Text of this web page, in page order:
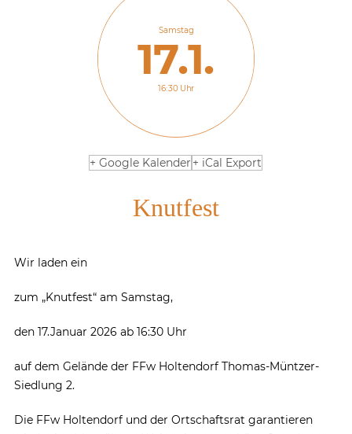
Samstag
17.1.
16:30 Uhr
+ Google Kalender + iCal Export
Knutfest
Wir laden ein
zum „Knutfest“ am Samstag,
den 17.Januar 2026 ab 16:30 Uhr
auf dem Gelände der FFw Holtendorf Thomas-Müntzer-
Siedlung 2.
Die FFw Holtendorf und der Ortschaftsrat garantieren